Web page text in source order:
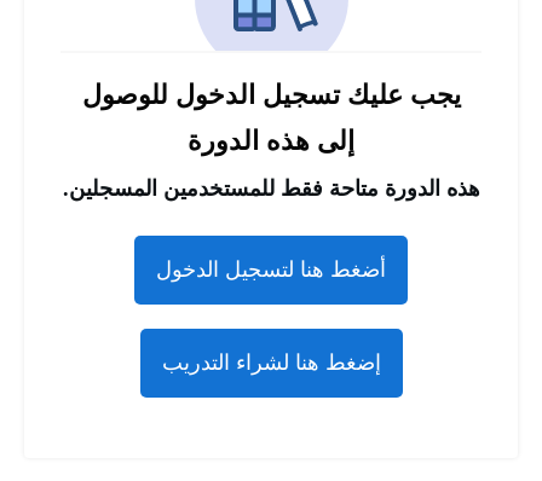
يجب عليك تسجيل الدخول للوصول
إلى هذه الدورة
هذه الدورة متاحة فقط للمستخدمين المسجلين.
أضغط هنا لتسجيل الدخول
إضغط هنا لشراء التدريب